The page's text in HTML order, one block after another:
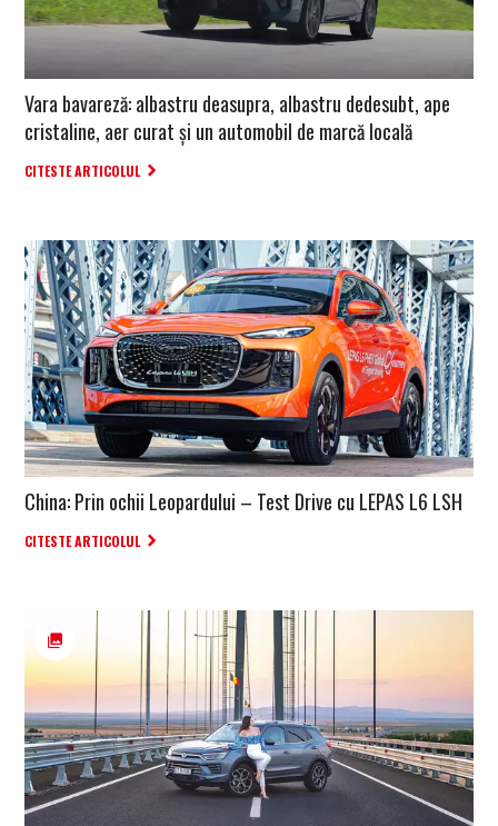
Vara bavareză: albastru deasupra, albastru dedesubt, ape
cristaline, aer curat și un automobil de marcă locală
CITESTE ARTICOLUL
China: Prin ochii Leopardului – Test Drive cu LEPAS L6 LSH
CITESTE ARTICOLUL